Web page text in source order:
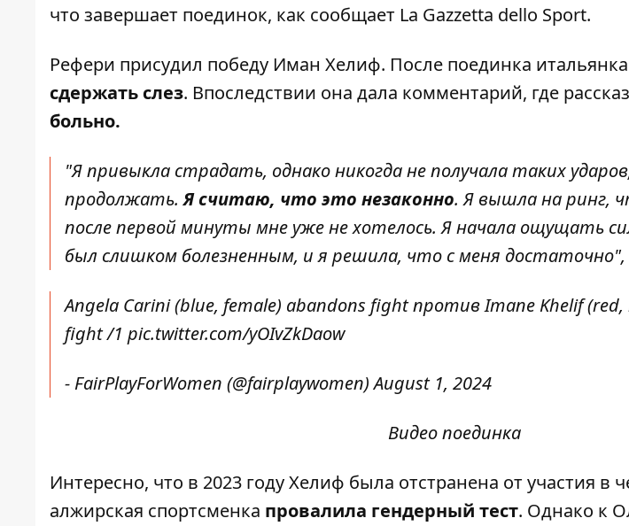
что завершает поединок, как сообщает La Gazzetta dello Sport.
Рефери присудил победу Иман Хелиф. После поединка
сдержать слез. Впоследствии она дала комментарий, где
больно.
"Я привыкла страдать, однако никогда не получала таких
продолжать.Я считаю, что это незаконно. Я вышла на ринг,
после первой минуты мне уже не хотелось. Я начала ощущать
был слишком болезненным, и я решила, что с меня достаточно",
Angela Carini (blue, female) abandons fight против Imane Khelif
fight /1 pic.twitter.com/yOIvZkDaow
- FairPlayForWomen (@fairplaywomen)August 1, 2024
Видео поединка
Интересно, что в 2023 году Хелиф была отстранена от участия в
алжирская спортсменка провалила гендерный тест. Однако к